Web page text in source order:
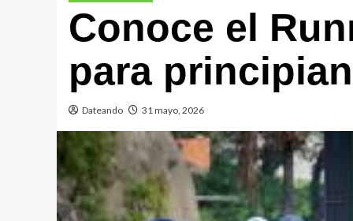
Conoce el
para
Dateando 31 mayo, 2026